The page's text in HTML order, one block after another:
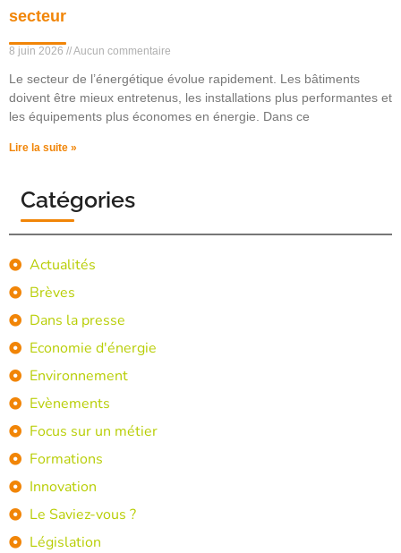
secteur
8 juin 2026 Aucun commentaire
Le secteur de l’énergétique évolue rapidement. Les bâtiments
doivent être mieux entretenus, les installations plus performantes et
les équipements plus économes en énergie. Dans ce
Lire la suite »
Catégories
Actualités
Brèves
Dans la presse
Economie d'énergie
Environnement
Evènements
Focus sur un métier
Formations
Innovation
Le Saviez-vous ?
Législation